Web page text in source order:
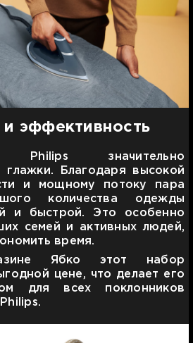
и эффективность
Philips значительно
Благодаря высокой
и мощному потоку пара
количества одежды
и быстрой. Это особенно
семей и активных людей,
время.
Ябко этот набор
цене, что делает его
для всех поклонников